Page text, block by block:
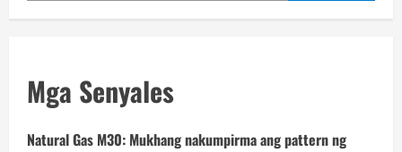
Mga Senyales
Natural Gas M30: Mukhang nakumpirma ang pattern ng